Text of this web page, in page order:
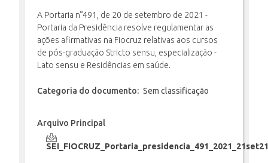
DOCUMENTOS
ALUNOS
DOCENTES
A Portaria n°491, de 20 de setembro de 2021 -
Portaria da Presidência resolve regulamentar as
ações afirmativas na Fiocruz relativas aos cursos
de pós-graduação Stricto sensu, especialização -
Lato sensu e Residências em saúde.
Categoria do documento: Sem classificação
Arquivo Principal